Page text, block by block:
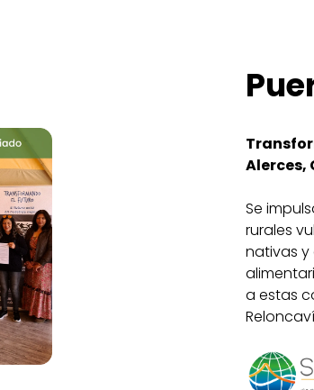
Alerces,
Se
rurales
nativas y
a estas